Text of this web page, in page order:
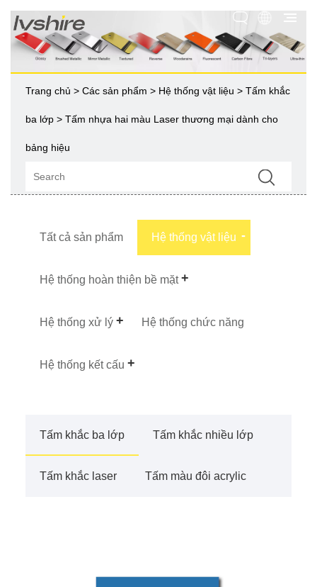
Trang chủ > Các sản phẩm > Hệ thống vật liệu > Tấm khắc
ba lớp> Tấm nhựa hai màu Laser thương mại dành cho
bảng hiệu
Tất cả sản phẩm Hệ thống vật liệu
Hệ thống hoàn thiện bề mặt
Hệ thống xử lý Hệ thống chức năng
Hệ thống kết cấu
Tấm khắc ba lớp Tấm khắc nhiều lớp
Tấm khắc laser Tấm màu đôi acrylic